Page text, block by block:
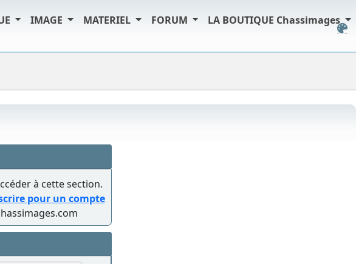
IMAGE MATERIEL FORUM LA BOUTIQUE Chassimages
à cette section.
pour un compte